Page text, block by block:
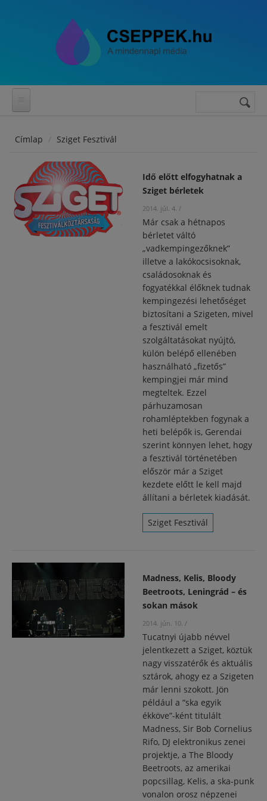
Keresés
Címlap Sziget Fesztivál
Idő előtt elfogyhatnak a
Sziget bérletek
2014. júl. 4. /
Már csak a hétnapos
bérletet váltó
„vadkempingezőknek”
illetve a lakókocsisoknak,
családosoknak és
fogyatékkal élőknek tudnak
kempingezési lehetőséget
biztosítani a Szigeten, mivel
a fesztivál emelt
szolgáltatásokat nyújtó,
külön belépő ellenében
használható „fizetős”
kempingjei már mind
megteltek. Ezzel
párhuzamosan
rohamléptekben fogynak a
heti belépők is, Gerendai
szerint könnyen lehet, hogy
a fesztivál történetében
először már a Sziget
kezdete előtt le kell majd
állítani a bérletek kiadását.
Sziget Fesztivál
Madness, Kelis, Bloody
Beetroots, Leningrád – és
sokan mások
2014. jún. 10. /
Tucatnyi újabb névvel
jelentkezett a Sziget, köztük
nagy visszatérők és aktuális
sztárok, ahogy ez a Szigeten
már lenni szokott. Jön
például a “ska egyik
ékköve”-ként titulált
Madness, Sir Bob Cornelius
Rifo, DJ elektronikus zenei
projektje, a The Bloody
Beetroots, az amerikai
popcsillag, Kelis, a ska-punk
vonalon orosz népzenei